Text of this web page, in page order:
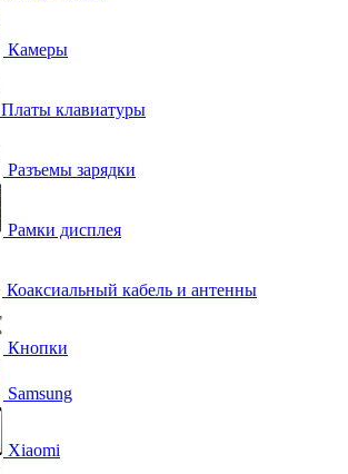
Камеры
Платы клавиатуры
Разъемы зарядки
Рамки дисплея
Коаксиальный кабель и антенны
Кнопки
Samsung
Xiaomi